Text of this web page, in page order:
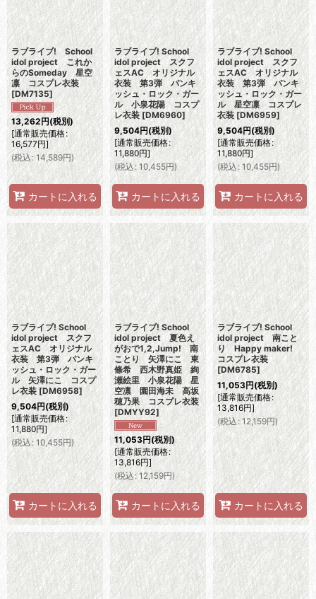
ラブライブ! School
idol project これか
らのSomeday 星空
凛 コスプレ衣装
[DM7135]
13,262円(税別)
[通常販売価格:
16,577円]
(税込 : 14,589円)
カートに入れる
ラブライブ! School
idol project スクフ
ェスAC オリジナル
衣装 第3弾 パンキ
ッシュ・ロック・ガー
ル 小泉花陽 コスプ
レ衣装 [DM6960]
9,504円(税別)
[通常販売価格:
11,880円]
(税込: 10,455円)
カートに入れる
ラブライブ! School
idol project スクフ
ェスAC オリジナル
衣装 第3弾 パンキ
ッシュ・ロック・ガー
ル 星空凛 コスプレ
衣装 [DM6959]
9,504円(税別)
[通常販売価格:
11,880円]
(税込: 10,455円)
カートに入れる
ラブライブ! School
idol project スクフ
ェスAC オリジナル
衣装 第3弾 パンキ
ッシュ・ロック・ガー
ル 矢澤にこ コスプ
レ衣装 [DM6958]
9,504円(税別)
[通常販売価格:
11,880円]
(税込: 10,455円)
カートに入れる
ラブライブ! School
idol project 夏色え
がおで1,2,Jump! 南
ことり 矢澤にこ 東
條希 西木野真姫 絢
瀬絵里 小泉花陽 星
空凛 園田海未 高坂
穂乃果 コスプレ衣装
[DMYY92]
11,053円(税別)
[通常販売価格:
13,816円]
(税込: 12,159円)
カートに入れる
ラブライブ! School
idol project 南こと
り Happy maker!
コスプレ衣装
[DM6785]
11,053円(税別)
[通常販売価格:
13,816円]
(税込 : 12,159円)
カートに入れる